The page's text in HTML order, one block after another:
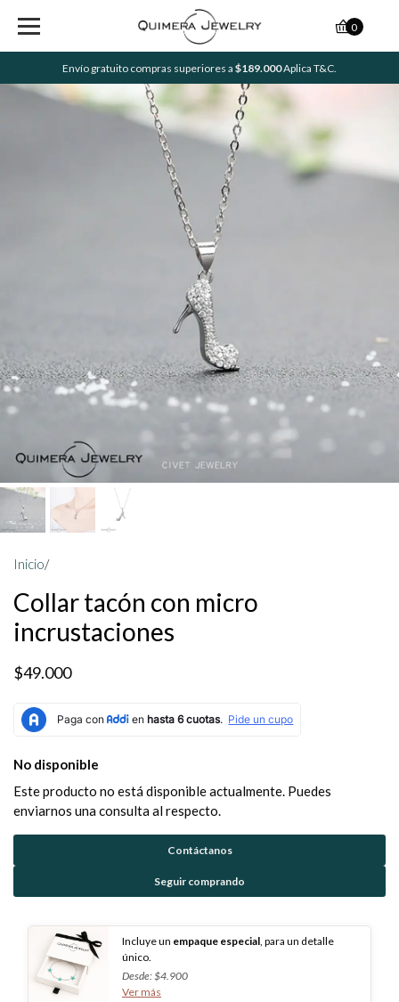
Envío gratuito compras superiores a $189.000Aplica T&C.
0
Inicio/
Collar tacón con micro
incrustaciones
$49.000
No disponible
Este producto no está disponible actualmente. Puedes
enviarnos una consulta al respecto.
Contáctanos
Seguir comprando
Incluye un empaque especial , para un detalle
único.
Desde: $4.900
Ver más